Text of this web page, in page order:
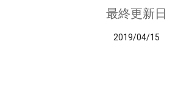
最終更新日
2019/04/15